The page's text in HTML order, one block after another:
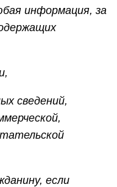
информация, за
сведений,
если